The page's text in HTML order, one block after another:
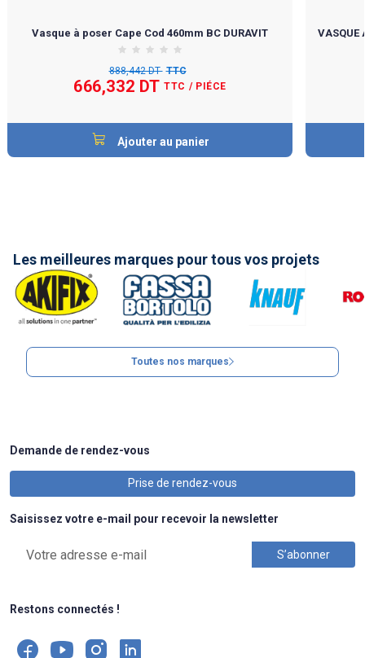
Vasque à poser Cape Cod 460mm BC DURAVIT
888,442 DT TTC
666,332 DT TTC / PIÉCE
Ajouter au panier
VASQUE
Les meilleures marques pour tous vos projets
Toutes nos marques
Demande de rendez-vous
Prise de rendez-vous
Saisissez votre e-mail pour recevoir la newsletter
Restons connectés !